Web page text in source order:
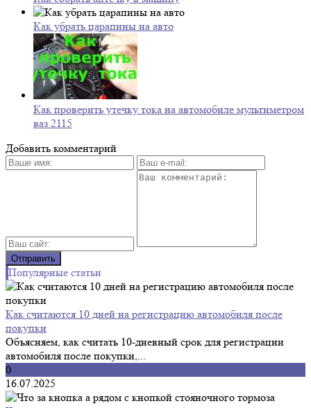
Как убрать царапины на авто
Как проверить утечку тока на автомобиле мультиметром
ваз 2115
Добавить комментарий
Популярные статьи
Как считаются 10 дней на регистрацию автомобиля после
покупки
Объясняем, как считать 10-дневный срок для регистрации
автомобиля после покупки,...
0
16.07.2025